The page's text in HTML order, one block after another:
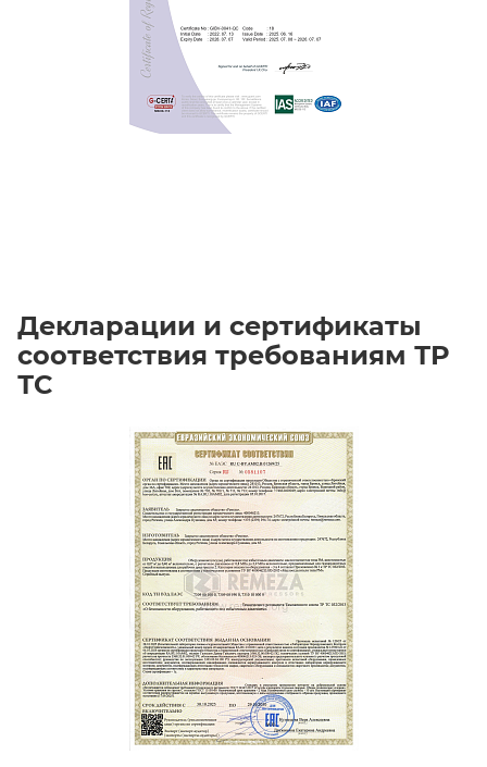
Декларации и сертификаты
соответствия требованиям ТР
ТС